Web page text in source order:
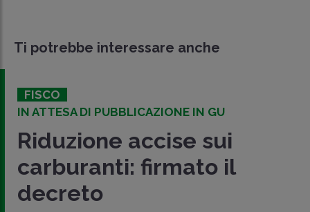
Ti potrebbe interessare anche
FISCO
IN ATTESA DI PUBBLICAZIONE IN GU
Riduzione accise sui
carburanti: firmato il
decreto